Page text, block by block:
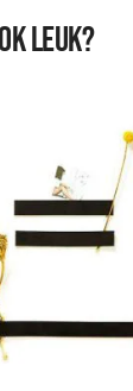
leuk?